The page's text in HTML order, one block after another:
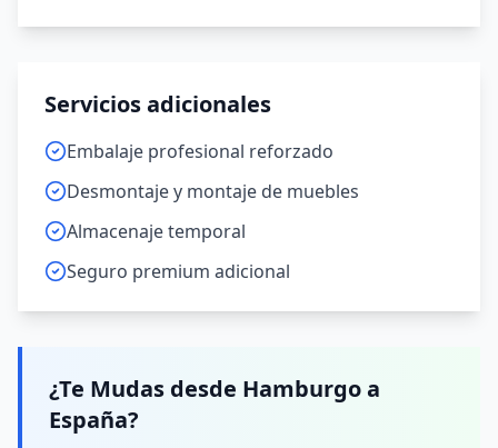
Servicios adicionales
Embalaje profesional reforzado
Desmontaje y montaje de muebles
Almacenaje temporal
Seguro premium adicional
¿Te Mudas desde Hamburgoa
España?